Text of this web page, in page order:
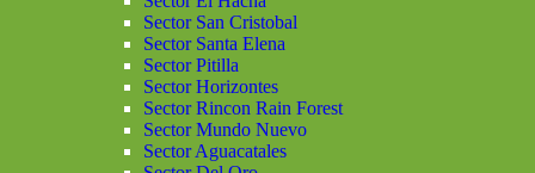
Sector San Cristobal
Sector Santa Elena
Sector Pitilla
Sector Horizontes
Sector Rincon Rain Forest
Sector Mundo Nuevo
Sector Aguacatales